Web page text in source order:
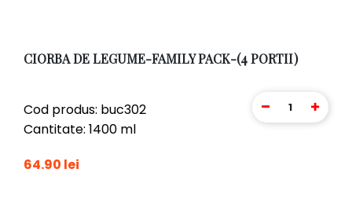
CIORBA DE LEGUME-FAMILY PACK-(4 PORTII)
Cod produs: buc302
Cantitate: 1400 ml
64.90 lei
1